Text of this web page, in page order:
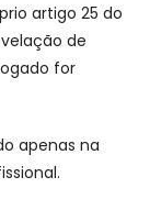
artigo 25 do
de
for
apenas na